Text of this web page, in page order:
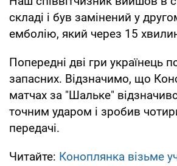
складі і був замінений у
емболію, який через 15
Попередні дві гри українець
запасних. Відзначимо, що
матчах за "Шальке"
точним ударом і зробив
передачі.
Читайте: Коноплянка візьме